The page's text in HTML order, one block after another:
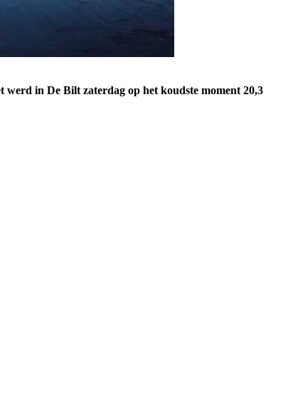
in De Bilt zaterdag op het koudste moment 20,3